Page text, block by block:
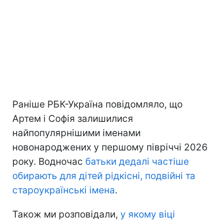
Раніше РБК-Україна повідомляло, що
Артем і Софія залишилися
найпопулярнішими іменами
новонароджених у першому півріччі 2026
року. Водночас батьки дедалі частіше
обирають для дітей рідкісні, подвійні та
староукраїнські імена.
Також ми розповідали, у якому віці